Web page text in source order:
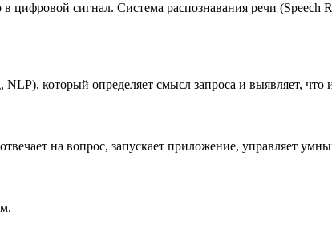
цифровой сигнал. Система распознавания речи (Speech
который определяет смысл запроса и выявляет, что
на вопрос, запускает приложение, управляет